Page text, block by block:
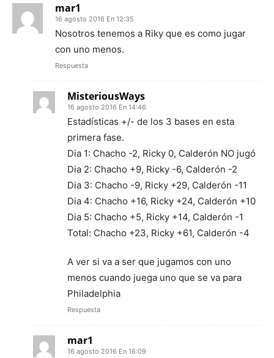
mar1
16 agosto 2016 En 12:35
Nosotros tenemos a Riky que es como jugar
con uno menos.
Respuesta
MisteriousWays
16 agosto 2016 En 14:46
Estadísticas +/- de los 3 bases en esta
primera fase.
Dia 1: Chacho -2, Ricky 0, Calderón NO jugó
Dia 2: Chacho +9, Ricky -6, Calderón -2
Dia 3: Chacho -9, Ricky +29, Calderón -11
Dia 4: Chacho +16, Ricky +24, Calderón +10
Dia 5: Chacho +5, Ricky +14, Calderón -1
Total: Chacho +23, Ricky +61, Calderón -4
A ver si va a ser que jugamos con uno
menos cuando juega uno que se va para
Philadelphia
Respuesta
mar1
16 agosto 2016 En 16:09